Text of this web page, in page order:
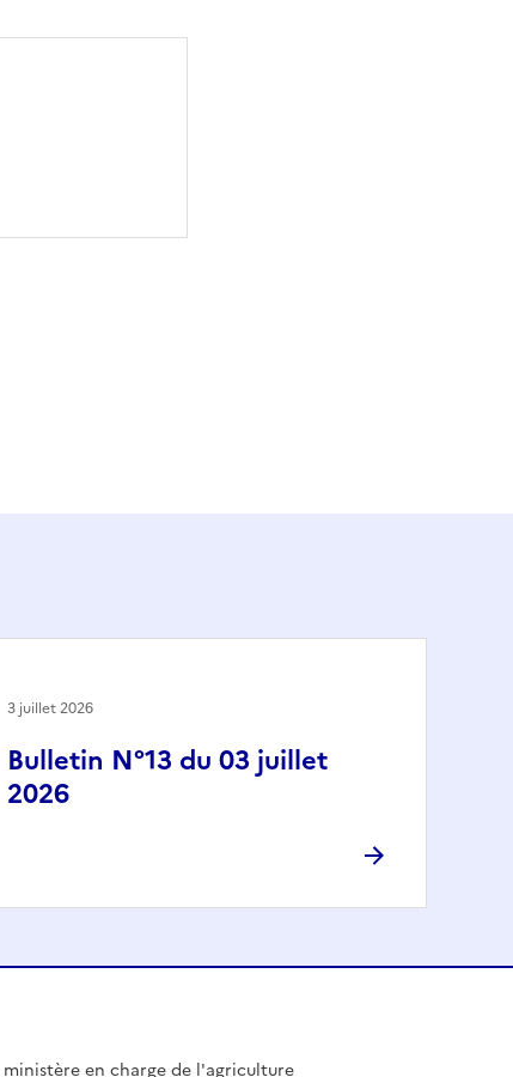
Bulletin N°13 du 03 juillet
2026
3 juillet 2026
en charge de l'agriculture